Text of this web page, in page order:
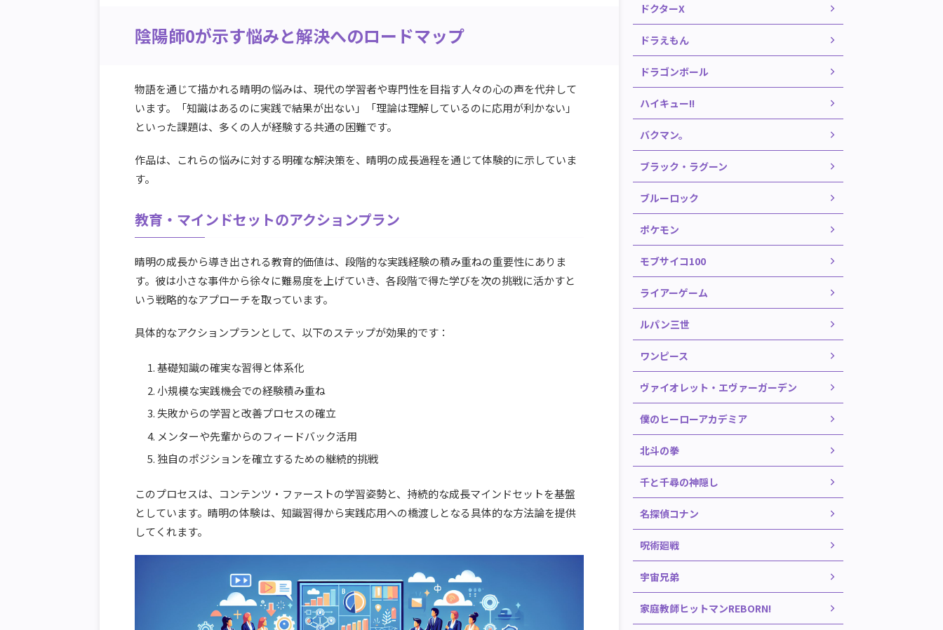
陰陽師0が示す悩みと解決へのロードマップ
物語を通じて描かれる晴明の悩みは、現代の学習者や専門性を目指す人々の心の声を代弁して
います。「知識はあるのに実践で結果が出ない」「理論は理解しているのに応用が利かない」
といった課題は、多くの人が経験する共通の困難です。
作品は、これらの悩みに対する明確な解決策を、晴明の成長過程を通じて体験的に示していま
す。
教育・マインドセットのアクションプラン
晴明の成長から導き出される教育的価値は、段階的な実践経験の積み重ねの重要性にありま
す。彼は小さな事件から徐々に難易度を上げていき、各段階で得た学びを次の挑戦に活かすと
いう戦略的なアプローチを取っています。
具体的なアクションプランとして、以下のステップが効果的です：
基礎知識の確実な習得と体系化
小規模な実践機会での経験積み重ね
失敗からの学習と改善プロセスの確立
メンターや先輩からのフィードバック活用
独自のポジションを確立するための継続的挑戦
このプロセスは、コンテンツ・ファーストの学習姿勢と、持続的な成長マインドセットを基盤
としています。晴明の体験は、知識習得から実践応用への橋渡しとなる具体的な方法論を提供
してくれます。
ドクターX
ドラえもん
ドラゴンボール
ハイキュー!!
バクマン。
ブラック・ラグーン
ブルーロック
ポケモン
モブサイコ100
ライアーゲーム
ルパン三世
ワンピース
ヴァイオレット・エヴァーガーデン
僕のヒーローアカデミア
北斗の拳
千と千尋の神隠し
名探偵コナン
呪術廻戦
宇宙兄弟
家庭教師ヒットマンREBORN!